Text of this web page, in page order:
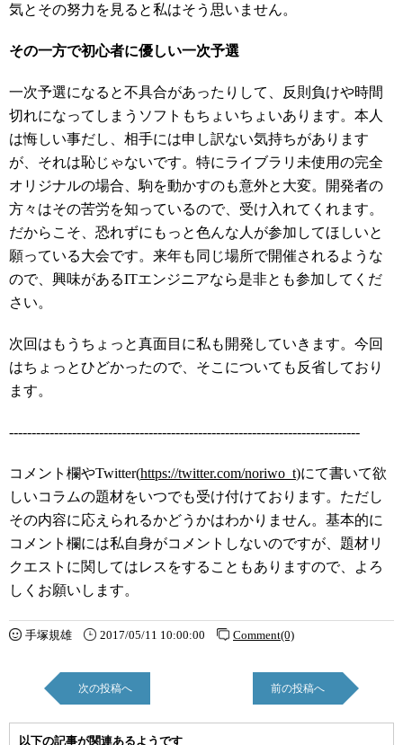
気とその努力を見ると私はそう思いません。
その一方で初心者に優しい一次予選
一次予選になると不具合があったりして、反則負けや時間
切れになってしまうソフトもちょいちょいあります。本人
は悔しい事だし、相手には申し訳ない気持ちがあります
が、それは恥じゃないです。特にライブラリ未使用の完全
オリジナルの場合、駒を動かすのも意外と大変。開発者の
方々はその苦労を知っているので、受け入れてくれます。
だからこそ、恐れずにもっと色んな人が参加してほしいと
願っている大会です。来年も同じ場所で開催されるような
ので、興味があるITエンジニアなら是非とも参加してくだ
さい。
次回はもうちょっと真面目に私も開発していきます。今回
はちょっとひどかったので、そこについても反省しており
ます。
------------------------------------------------------------------------------
コメント欄やTwitter(https://twitter.com/noriwo_t)にて書いて欲
しいコラムの題材をいつでも受け付けております。ただし
その内容に応えられるかどうかはわかりません。基本的に
コメント欄には私自身がコメントしないのですが、題材リ
クエストに関してはレスをすることもありますので、よろ
しくお願いします。
手塚規雄 2017/05/11 10:00:00 Comment(0)
次の投稿へ 前の投稿へ
以下の記事が関連あるようです